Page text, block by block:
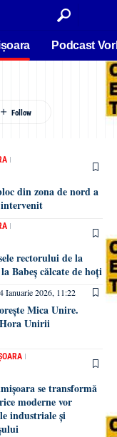
Podcast
din zona de nord a
rectorului de la
Babeș călcate de hoți
Ianuarie 2026, 11:22
Mica Unire.
Unirii
se transformă
moderne vor
industriale și